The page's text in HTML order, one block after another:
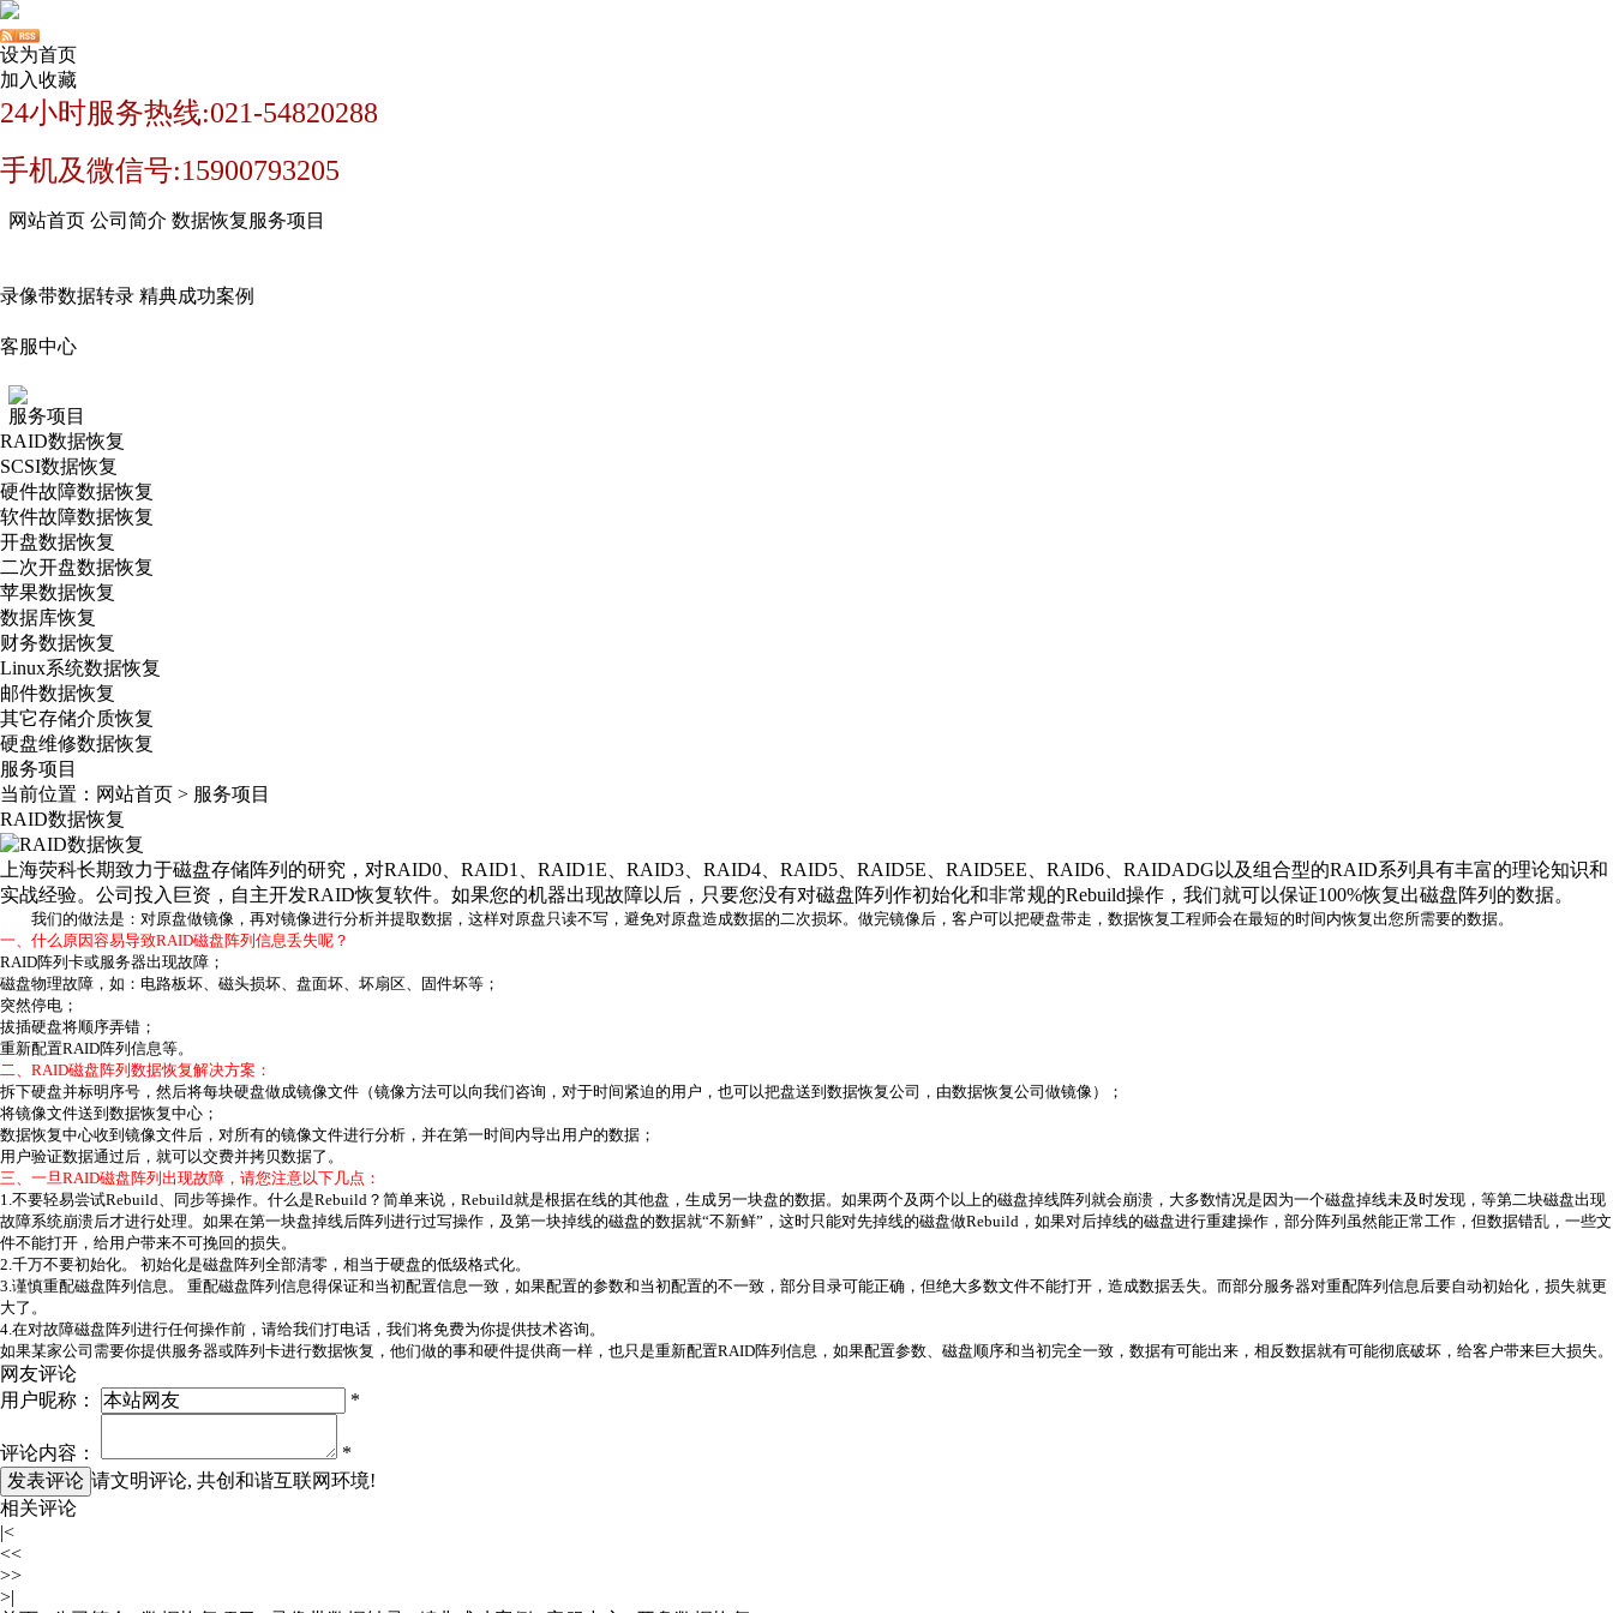
设为首页
加入收藏
24小时服务热线:021-54820288
手机及微信号:15900793205
网站首页 公司简介 数据恢复服务项目
录像带数据转录 精典成功案例
客服中心
服务项目
RAID数据恢复
SCSI数据恢复
硬件故障数据恢复
软件故障数据恢复
开盘数据恢复
二次开盘数据恢复
苹果数据恢复
数据库恢复
财务数据恢复
Linux系统数据恢复
邮件数据恢复
其它存储介质恢复
硬盘维修数据恢复
服务项目
当前位置： 网站首页 > 服务项目
RAID数据恢复
上海荧科长期致力于磁盘存储阵列的研究，对RAID0、RAID1、RAID1E、RAID3、RAID4、RAID5、RAID5E、RAID5EE、RAID6、RAIDADG以及组合型的RAID系列具有丰富的理论知识和
实战经验。公司投入巨资，自主开发RAID恢复软件。如果您的机器出现故障以后，只要您没有对磁盘阵列作初始化和非常规的Rebuild操作，我们就可以保证100%恢复出磁盘阵列的数据。
我们的做法是：对原盘做镜像，再对镜像进行分析并提取数据，这样对原盘只读不写，避免对原盘造成数据的二次损坏。做完镜像后，客户可以把硬盘带走，数据恢复工程师会在最短的时间内恢复出您所需要的数据。
一、什么原因容易导致RAID磁盘阵列信息丢失呢？
RAID阵列卡或服务器出现故障；
磁盘物理故障，如：电路板坏、磁头损坏、盘面坏、坏扇区、固件坏等；
突然停电；
拔插硬盘将顺序弄错；
重新配置RAID阵列信息等。
二、RAID磁盘阵列数据恢复解决方案：
拆下硬盘并标明序号，然后将每块硬盘做成镜像文件（镜像方法可以向我们咨询，对于时间紧迫的用户，也可以把盘送到数据恢复公司，由数据恢复公司做镜像）；
将镜像文件送到数据恢复中心；
数据恢复中心收到镜像文件后，对所有的镜像文件进行分析，并在第一时间内导出用户的数据；
用户验证数据通过后，就可以交费并拷贝数据了。
三、一旦RAID磁盘阵列出现故障，请您注意以下几点：
1.不要轻易尝试Rebuild、同步等操作。什么是Rebuild？简单来说，Rebuild就是根据在线的其他盘，生成另一块盘的数据。如果两个及两个以上的磁盘掉线阵列就会崩溃，大多数情况是因为一个磁盘掉线未及时发现，等第二块磁盘出现
故障系统崩溃后才进行处理。如果在第一块盘掉线后阵列进行过写操作，及第一块掉线的磁盘的数据就“不新鲜”，这时只能对先掉线的磁盘做Rebuild，如果对后掉线的磁盘进行重建操作，部分阵列虽然能正常工作，但数据错乱，一些文
件不能打开，给用户带来不可挽回的损失。
2.千万不要初始化。 初始化是磁盘阵列全部清零，相当于硬盘的低级格式化。
3.谨慎重配磁盘阵列信息。 重配磁盘阵列信息得保证和当初配置信息一致，如果配置的参数和当初配置的不一致，部分目录可能正确，但绝大多数文件不能打开，造成数据丢失。而部分服务器对重配阵列信息后要自动初始化，损失就更
大了。
4.在对故障磁盘阵列进行任何操作前，请给我们打电话，我们将免费为你提供技术咨询。
如果某家公司需要你提供服务器或阵列卡进行数据恢复，他们做的事和硬件提供商一样，也只是重新配置RAID阵列信息，如果配置参数、磁盘顺序和当初完全一致，数据有可能出来，相反数据就有可能彻底破坏，给客户带来巨大损失。
网友评论
用户昵称：
*
评论内容：
*
请文明评论, 共创和谐互联网环境!
相关评论
|<
<<
>>
>|